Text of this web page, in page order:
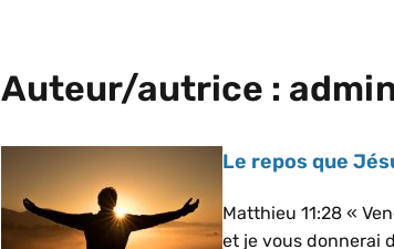
Auteur/autrice :
Le repos que
Matthieu 11:28 «
et je vous donnerai